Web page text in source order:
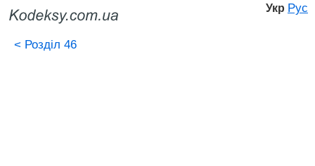
Укр Рус
< Розділ 46